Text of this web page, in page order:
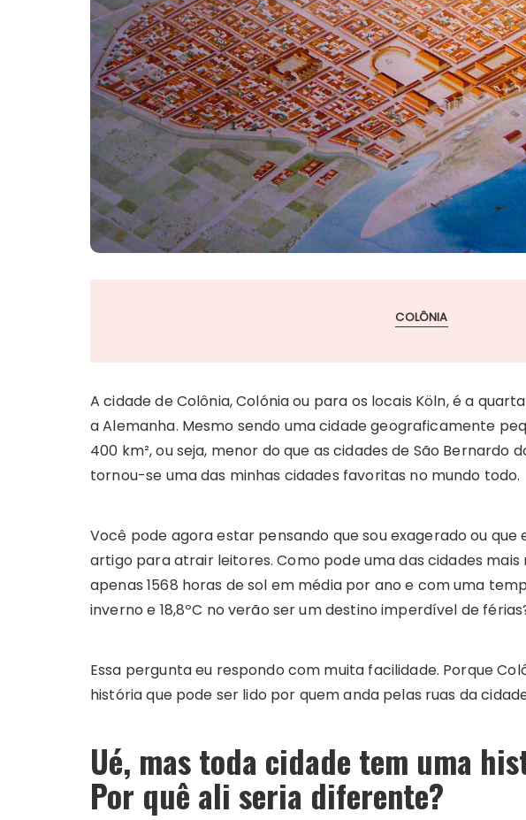
COLÔNIA
A cidade de Colônia, Colónia ou para os locais Köln, é a
a Alemanha. Mesmo sendo uma cidade geograficamente
400 km², ou seja, menor do que as cidades de São Bernardo
tornou-se uma das minhas cidades favoritas no mundo todo.
Você pode agora estar pensando que sou exagerado ou
artigo para atrair leitores. Como pode uma das cidades
apenas 1568 horas de sol em média por ano e com uma
inverno e 18,8ºC no verão ser um destino imperdível de
Essa pergunta eu respondo com muita facilidade. Porque
história que pode ser lido por quem anda pelas ruas da
Ué, mas toda cidade tem uma
Por quê ali seria diferente?